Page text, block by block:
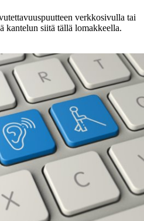
verkkosivulla tai
kantelun siitä tällä lomakkeella.